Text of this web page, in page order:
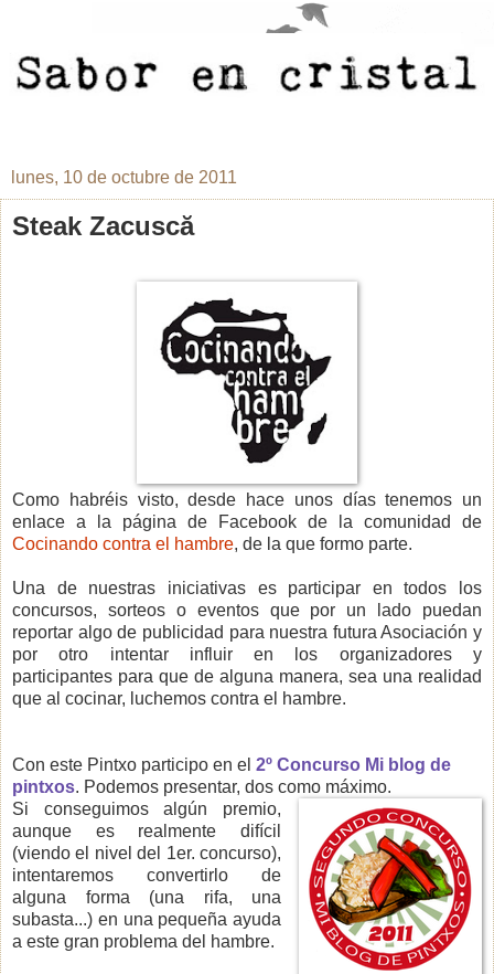
lunes, 10 de octubre de 2011
Steak Zacuscă
Como habréis visto, desde hace unos días tenemos un
enlace a la página de Facebook de la comunidad de
Cocinando contra el hambre, de la que formo parte.
Una de nuestras iniciativas es participar en todos los
concursos, sorteos o eventos que por un lado puedan
reportar algo de publicidad para nuestra futura Asociación y
por otro intentar influir en los organizadores y
participantes para que de alguna manera, sea una realidad
que al cocinar, luchemos contra el hambre.
Con este Pintxo participo en el 2º Concurso Mi blog de
pintxos. Podemos presentar, dos como máximo.
Si conseguimos algún premio,
aunque es realmente difícil
(viendo el nivel del 1er. concurso),
intentaremos convertirlo de
alguna forma (una rifa, una
subasta...) en una pequeña ayuda
a este gran problema del hambre.